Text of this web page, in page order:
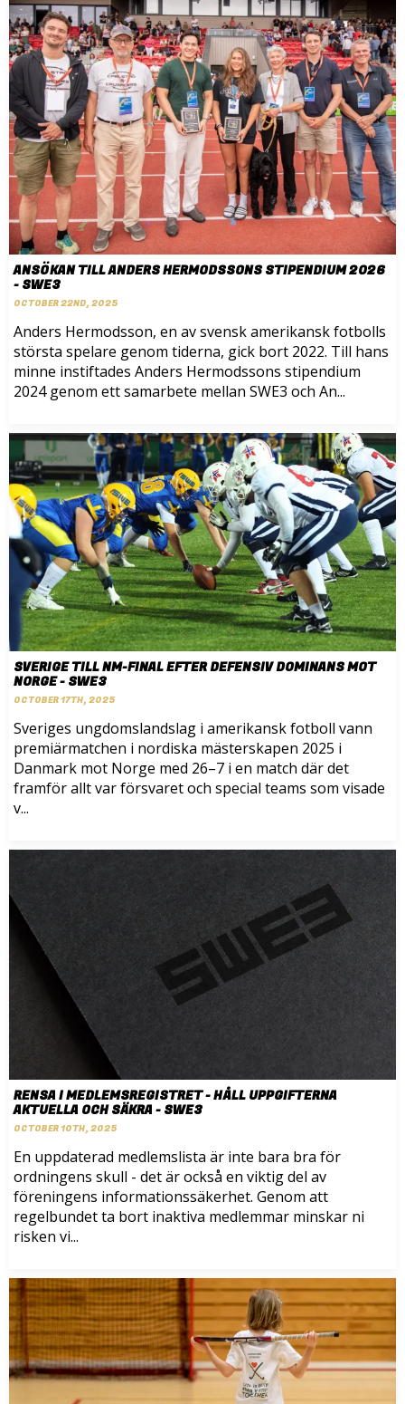
ANSÖKAN TILL ANDERS HERMODSSONS STIPENDIUM 2026
- SWE3
OCTOBER 22ND, 2025
Anders Hermodsson, en av svensk amerikansk fotbolls
största spelare genom tiderna, gick bort 2022. Till hans
minne instiftades Anders Hermodssons stipendium
2024 genom ett samarbete mellan SWE3 och An...
SVERIGE TILL NM-FINAL EFTER DEFENSIV DOMINANS MOT
NORGE - SWE3
OCTOBER 17TH, 2025
Sveriges ungdomslandslag i amerikansk fotboll vann
premiärmatchen i nordiska mästerskapen 2025 i
Danmark mot Norge med 26–7 i en match där det
framför allt var försvaret och special teams som visade
v...
RENSA I MEDLEMSREGISTRET - HÅLL UPPGIFTERNA
AKTUELLA OCH SÄKRA - SWE3
OCTOBER 10TH, 2025
En uppdaterad medlemslista är inte bara bra för
ordningens skull - det är också en viktig del av
föreningens informationssäkerhet. Genom att
regelbundet ta bort inaktiva medlemmar minskar ni
risken vi...